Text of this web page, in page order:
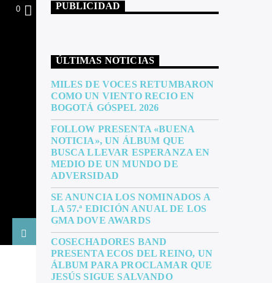
0 PUBLICIDAD
ÚLTIMAS NOTICIAS
MILES DE VOCES RETUMBARON
COMO UN VIENTO RECIO EN
BOGOTÁ GÓSPEL 2026
FOLLOW PRESENTA «BUENA
NOTICIA», UN ÁLBUM QUE
BUSCA LLEVAR ESPERANZA EN
MEDIO DE UN MUNDO DE
ADVERSIDAD
SE ANUNCIA LOS NOMINADOS A
LA 57.ª EDICIÓN ANUAL DE LOS
GMA DOVE AWARDS
COSECHADORES BAND
PRESENTA ECOS DEL REINO, UN
ÁLBUM PARA PROCLAMAR QUE
JESÚS SIGUE SALVANDO